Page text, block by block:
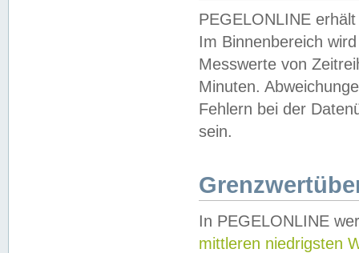
PEGELONLINE
Im Binnenbereich
Messwerte von
Minuten.
Fehlern bei der
sein.
In PEGELONLINE
mittleren niedrigsten